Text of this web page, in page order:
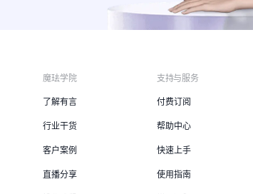
魔珐学院
了解有言
行业干货
客户案例
直播分享
支持与服务
付费订阅
帮助中心
快速上手
使用指南